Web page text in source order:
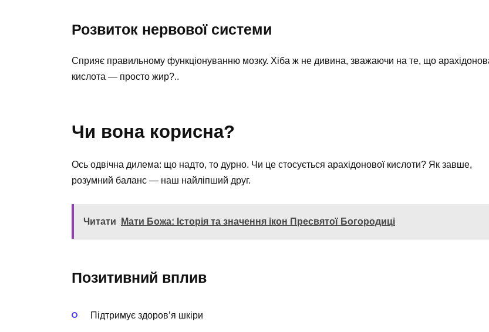
Розвиток нервової системи
Сприяє правильному функціонуванню мозку. Хіба ж не дивина, зважаючи на те, що
кислота — просто жир?..
Чи вона корисна?
Ось одвічна дилема: що надто, то дурно. Чи це стосується арахідонової кислоти? Як завше,
розумний баланс — наш найліпший друг.
Читати Мати Божа: Історія та значення ікон Пресвятої Богородиці
Позитивний вплив
Підтримує здоров’я шкіри